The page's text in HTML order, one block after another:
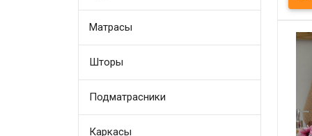
Матрасы
Шторы
Подматрасники
Каркасы
Вес